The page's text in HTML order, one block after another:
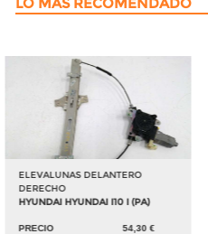
ELEVALUNAS DELANTERO
DERECHO
HYUNDAI HYUNDAI I10 I (PA)
PRECIO 54,30 €